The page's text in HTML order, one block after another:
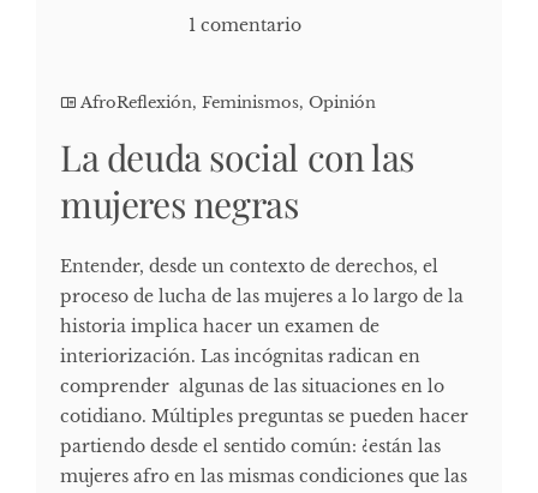
1 comentario
AfroReflexión, Feminismos, Opinión
La deuda social con las
mujeres negras
Entender, desde un contexto de derechos, el
proceso de lucha de las mujeres a lo largo de la
historia implica hacer un examen de
interiorización. Las incógnitas radican en
comprender algunas de las situaciones en lo
cotidiano. Múltiples preguntas se pueden hacer
partiendo desde el sentido común: ¿están las
mujeres afro en las mismas condiciones que las